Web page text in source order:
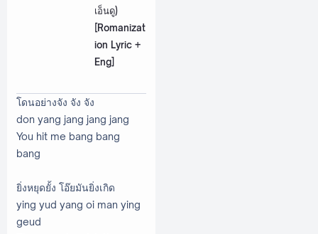
เอ็นดู)
[Romanizat
ion Lyric +
Eng]
โดนอย่างจัง จัง จัง
don yang jang jang jang
You hit me bang bang
bang
ยิ่งหยุดยั้ง โอ๊ยมันยิ่งเกิด
ying yud yang oi man ying
geud